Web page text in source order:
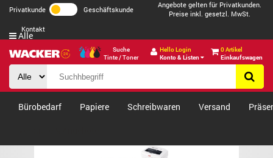
Privatkunde Geschäftskunde
Angebote gelten für Privatkunden.
Preise inkl. gesetzl. MwSt.
Kontakt
Suche
Tinte / Toner
Hello Login
Konto & Listen
0 Artikel
Einkaufswagen
Alle
Bürobedarf Papiere Schreibwaren Versand